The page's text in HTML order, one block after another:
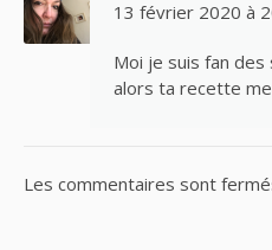
13 février 2020 à
Moi je suis fan
alors ta recette
Les commentaires sont